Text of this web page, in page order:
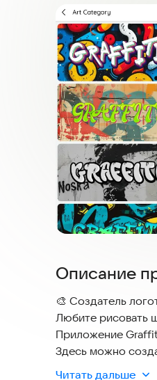
Скриншоты
Описание
🎨 Создатель
Любите рисовать
Приложение
Здесь можно
работает быстро
Читать дальше